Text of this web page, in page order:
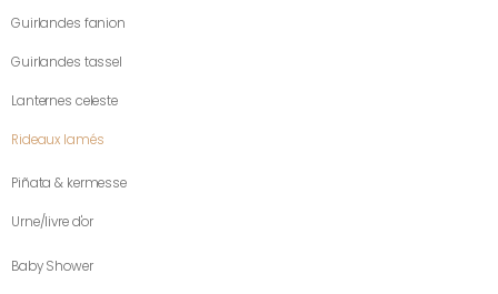
Guirlandes fanion
Guirlandes tassel
Lanternes celeste
Rideaux lamés
Piñata & kermesse
Urne/livre d'or
Baby Shower